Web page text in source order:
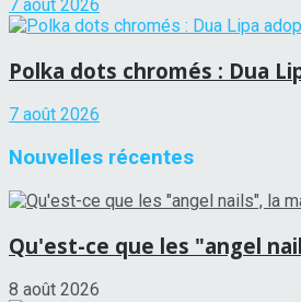
7 août 2026
Polka dots chromés : Dua
7 août 2026
Nouvelles récentes
Qu'est-ce que les "angel
8 août 2026